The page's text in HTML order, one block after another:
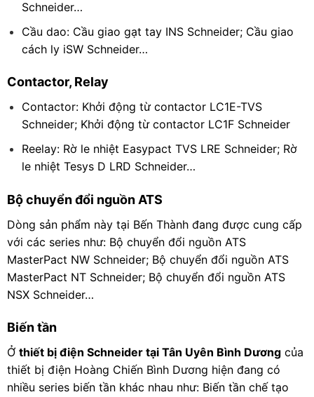
Schneider…
Cầu dao: Cầu giao gạt tay INS Schneider; Cầu giao
cách ly iSW Schneider…
Contactor, Relay
Contactor: Khởi động từ contactor LC1E-TVS
Schneider; Khởi động từ contactor LC1F Schneider
Reelay: Rờ le nhiệt Easypact TVS LRE Schneider; Rờ
le nhiệt Tesys D LRD Schneider…
Bộ chuyển đổi nguồn ATS
Dòng sản phẩm này tại Bến Thành đang được cung cấp
với các series như: Bộ chuyển đổi nguồn ATS
MasterPact NW Schneider; Bộ chuyển đổi nguồn ATS
MasterPact NT Schneider; Bộ chuyển đổi nguồn ATS
NSX Schneider…
Biến tần
Ở thiết bị điện Schneider tại Tân Uyên Bình Dương của
thiết bị điện Hoàng Chiến Bình Dương hiện đang có
nhiều series biến tần khác nhau như: Biến tần chế tạo